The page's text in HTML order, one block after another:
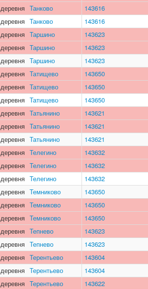
деревня Танково
143616
деревня Танково
143616
деревня Таршино
143623
деревня Таршино
143623
деревня Таршино
143623
деревня Татищево
143650
деревня Татищево
143650
деревня Татищево
143650
деревня Татьянино
143621
деревня Татьянино
143621
деревня Татьянино
143621
деревня Телегино
143632
деревня Телегино
143632
деревня Телегино
143632
деревня Темниково
143650
деревня Темниково
143650
деревня Темниково
143650
деревня Тепнево
143623
деревня Тепнево
143623
деревня Терентьево
143604
деревня Терентьево
143604
деревня Терентьево
143622